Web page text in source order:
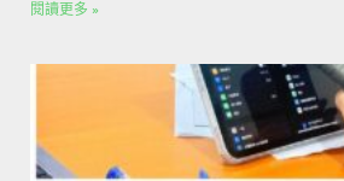
閱讀更多 »